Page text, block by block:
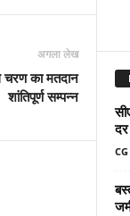
अगला लेख
का मतदान
शांतिपूर्ण सम्पन्न